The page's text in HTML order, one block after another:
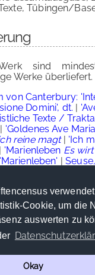
Cookie, um die
auswerten zu
Okay
Tübingen/
sind
Werke überliefert.
von Canterbury:
Domini', dt. |
Texte /
| 'Goldenes Ave
reine magt| 'Ich
| 'Marienleben Es
|